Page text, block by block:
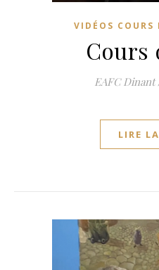
VIDÉOS
Cours
EAFC Dinant
LIRE